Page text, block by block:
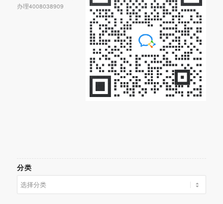
办理4008038909
分类
类